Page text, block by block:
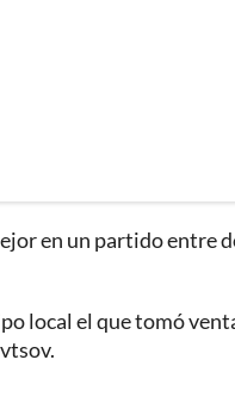
en un partido entre
local el que tomó